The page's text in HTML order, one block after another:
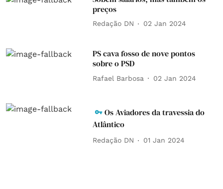
preços
Redação DN 02 Jan 2024
PS cava fosso de nove pontos
sobre o PSD
Rafael Barbosa 02 Jan 2024
Os Aviadores da travessia do
Atlântico
Redação DN 01 Jan 2024